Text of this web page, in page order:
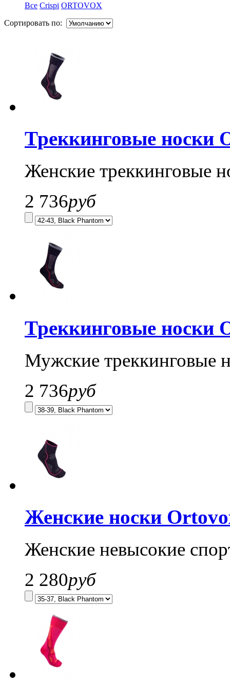
Все Crispi ORTOVOX
Сортировать по:
Треккинговые носки
Женские треккинговые
2 736руб
Треккинговые носки
Мужские треккинговые
2 736руб
Женские носки
Женские невысокие
2 280руб